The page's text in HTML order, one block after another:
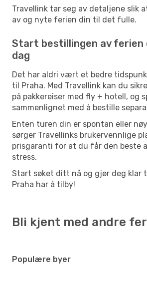
Travellink tar seg av detaljene slik
av og nyte ferien din til det fulle.
Start bestillingen av ferien
dag
Det har aldri vært et bedre
til Praha. Med Travellink kan du
på pakkereiser med fly + hotell, og
sammenlignet med å bestille
Enten turen din er spontan eller
sørger Travellinks brukervennlige
prisgaranti for at du får den beste
stress.
Start søket ditt nå og gjør deg klar
Praha har å tilby!
Bli kjent med andre
Populære byer